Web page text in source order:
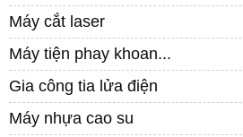
Máy cắt laser
Máy tiện phay khoan...
Gia công tia lửa điện
Máy nhựa cao su